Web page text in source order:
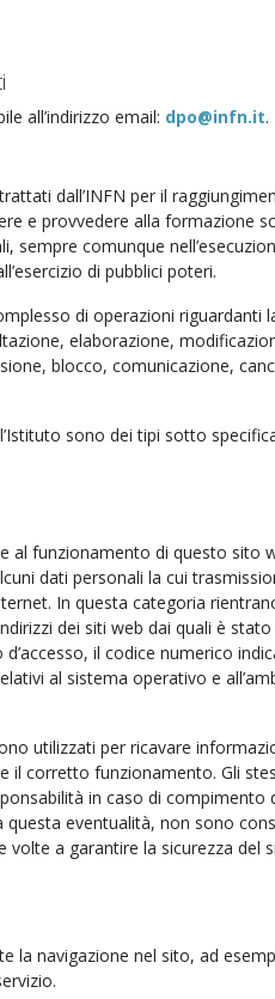
all’indirizzo email: dpo@infn.it.
dall’INFN per il
e provvedere alla formazione
sempre comunque
di pubblici poteri.
di operazioni riguardanti
elaborazione,
blocco, comunicazione,
sono dei tipi sotto
al funzionamento di questo sito
dati personali la cui
In questa categoria
dei siti web dai quali è
d’accesso, il codice numerico
al sistema operativo e
utilizzati per ricavare
il corretto funzionamento. Gli
in caso di compimento
eventualità, non sono
volte a garantire la sicurezza del
la navigazione nel sito, ad